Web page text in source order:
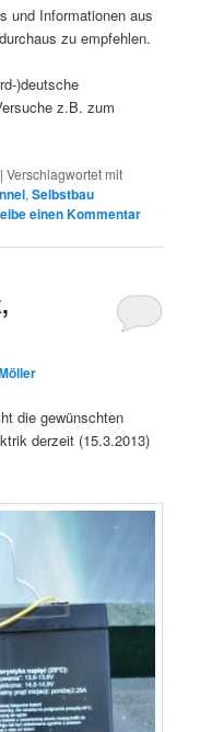
und Informationen aus
zu empfehlen.
)deutsche
z.B. zum
|Verschlagwortet mit
,Selbstbau
einen Kommentar
die gewünschten
derzeit (15.3.2013)